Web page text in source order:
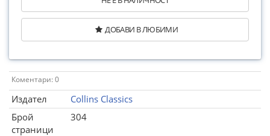
ДОБАВИ В ЛЮБИМИ
Коментари: 0
Издател
Collins Classics
Брой
страници
304